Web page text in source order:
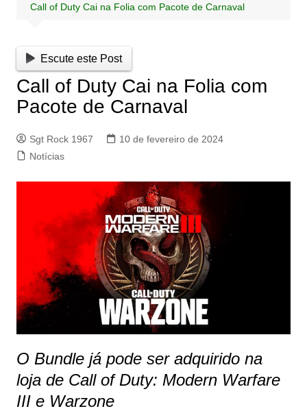
Call of Duty Cai na Folia com Pacote de Carnaval
Escute este Post
Call of Duty Cai na Folia com
Pacote de Carnaval
Sgt Rock 1967
10 de fevereiro de 2024
Notícias
O Bundle já pode ser adquirido na
loja de Call of Duty: Modern Warfare
III e Warzone